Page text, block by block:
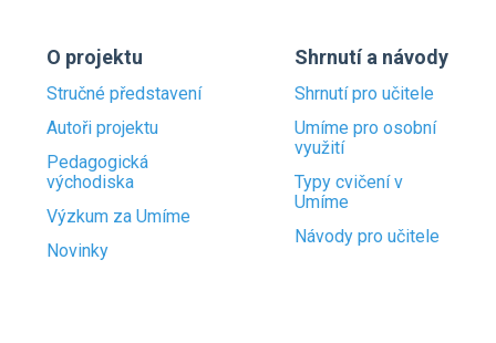
O projektu
Stručné představení
Autoři projektu
Pedagogická
východiska
Výzkum za Umíme
Novinky
Shrnutí a návody
Shrnutí pro učitele
Umíme pro osobní
využití
Typy cvičení v
Umíme
Návody pro učitele